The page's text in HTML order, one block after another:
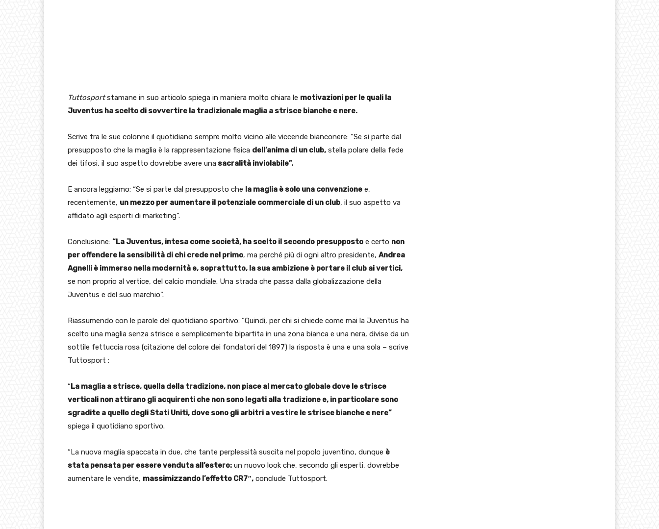
Tuttosportstamane in suo articolo spiega in maniera molto chiara le motivazioni per le quali la
Juventus ha scelto di sovvertire la tradizionale maglia a strisce bianche e nere.
Scrive tra le sue colonne il quotidiano sempre molto vicino alle viccende bianconere: “Se si parte dal
presupposto che la maglia è la rappresentazione fisica dell’anima di un club, stella polare della fede
dei tifosi, il suo aspetto dovrebbe avere una sacralità inviolabile”.
E ancora leggiamo: “Se si parte dal presupposto che la maglia è solo una convenzione e,
recentemente, un mezzo per aumentare il potenziale commerciale di un club, il suo aspetto va
affidato agli esperti di marketing”.
Conclusione: “La Juventus, intesa come società, ha scelto il secondo presupposto e certo non
per offendere la sensibilità di chi crede nel primo, ma perché più di ogni altro presidente, Andrea
Agnelli è immerso nella modernità e, soprattutto, la sua ambizione è portare il club ai vertici,
se non proprio al vertice, del calcio mondiale. Una strada che passa dalla globalizzazione della
Juventus e del suo marchio”.
Riassumendo con le parole del quotidiano sportivo: “Quindi, per chi si chiede come mai la Juventus ha
scelto una maglia senza strisce e semplicemente bipartita in una zona bianca e una nera, divise da un
sottile fettuccia rosa (citazione del colore dei fondatori del 1897) la risposta è una e una sola – scrive
Tuttosport :
“La maglia a strisce, quella della tradizione, non piace al mercato globale dove le strisce
verticali non attirano gli acquirenti che non sono legati alla tradizione e, in particolare sono
sgradite a quello degli Stati Uniti, dove sono gli arbitri a vestire le strisce bianche e nere”
spiega il quotidiano sportivo.
“La nuova maglia spaccata in due, che tante perplessità suscita nel popolo juventino, dunque è
stata pensata per essere venduta all’estero: un nuovo look che, secondo gli esperti, dovrebbe
aumentare le vendite, massimizzando l’effetto CR7″, conclude Tuttosport.